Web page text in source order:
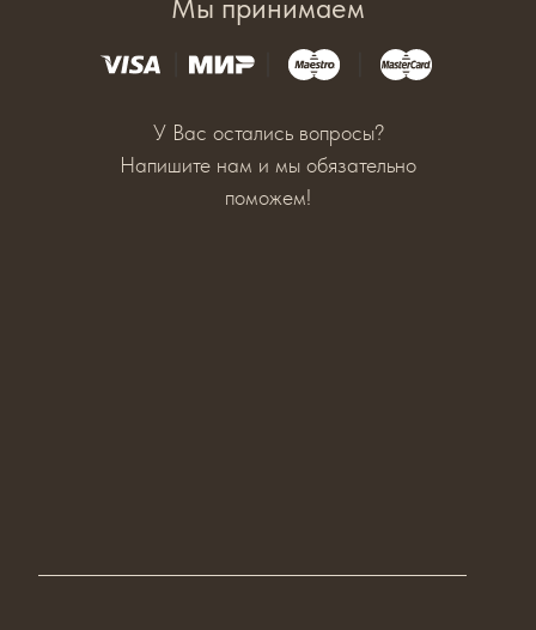
Мы принимаем
У Вас остались вопросы?
Напишите нам и мы обязательно
поможем!